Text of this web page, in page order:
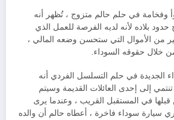
وفخامة في حلم حالم متزوج ، تُظهر أنه
بلاده لأنه لديه الفرصة للعمل الذي
من الأموال التي ستحسن وضعه المالي ،
خلال حقوقه السوداء.
الجديدة في حلم التسلسل الفردي أنه
إلى إحدى العائلات القديمة وسيتم
قبلها في المستقبل القريب ، وعندما يرى
سيارة سوداء فاخرة ، أعطاه حالم أن والده